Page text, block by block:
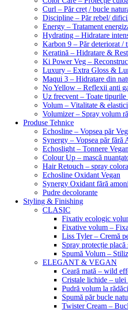
Curl – Păr creț / bucle
Discipline – Păr rebel/
Energy – Tratament
Hydrating – Hidratare
Karbon 9 – Păr deteriorat /
Keratină – Hidratare &
Ki Power Veg –
Luxury – Extra Gloss &
Maqui 3 – Hidratare din
No Yellow – Reflexii anti
Uz frecvent – Toate tipurile
Volum – Vitalitate &
Volumizer – Spray volum
Produse Tehnice
Echosline – Vopsea păr
Synergy – Vopsea păr fără
Echoslight – Tonnere
Colour Up – mască
Hair Retouch – spray
Echosline Oxidant Vegan
Synergy Oxidant fără
Pudre decolorante
Styling & Finishing
CLASIC
Fixativ ecologic
Fixative volum –
Liss Tyler – Cremă
Spray protecție placă
Spumă Volum –
ELEGANT & VEGAN
Ceară mată – wild
Cristale lichide – ulei
Pudră volum la
Spumă păr bucle
Twister Cream –